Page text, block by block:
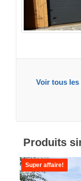
Voir tous
Produits
Super affaire!